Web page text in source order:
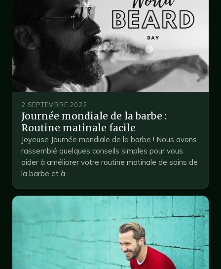
2 SEPTEMBRE 2022
Journée mondiale de la barbe :
Routine matinale facile
Joyeuse Journée mondiale de la barbe ! Nous avons
rassemblé quelques conseils simples pour vous
aider à améliorer votre routine matinale de soins de
la barbe et à...